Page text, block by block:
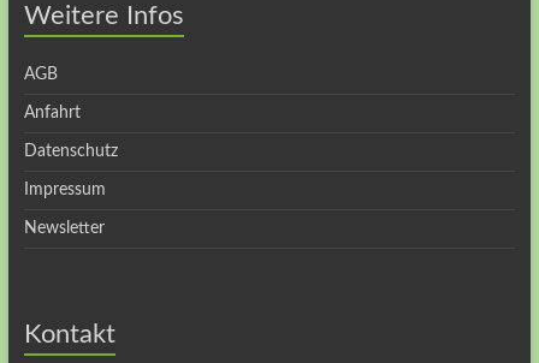
Weitere Infos
AGB
Anfahrt
Datenschutz
Impressum
Newsletter
Kontakt